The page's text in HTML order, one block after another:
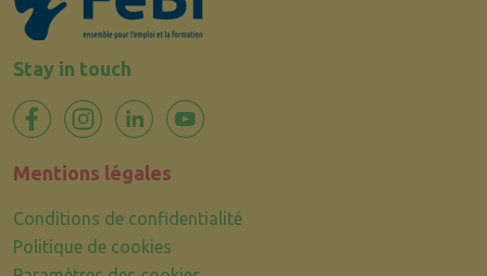
Stay in touch
Mentions légales
Conditions de confidentialité
Politique de cookies